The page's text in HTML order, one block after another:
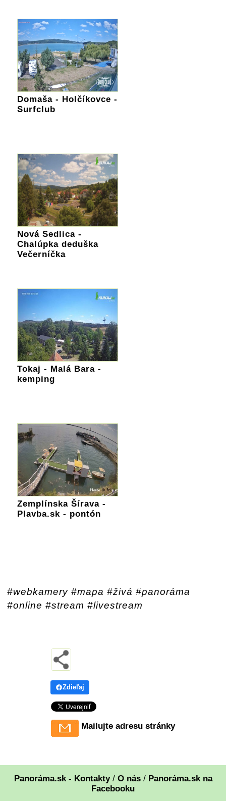
Domaša - Holčíkovce -
Surfclub
Nová Sedlica -
Chalúpka deduška
Večerníčka
Tokaj - Malá Bara -
kemping
Zemplínska Šírava -
Plavba.sk - pontón
#webkamery #mapa #živá #panoráma
#online #stream #livestream
Zdieľaj
Mailujte adresu stránky
Panoráma.sk - Kontakty/ O nás/ Panoráma.sk na
Facebooku